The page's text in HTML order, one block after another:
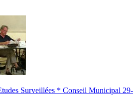
Surveillées * Conseil Municipal 29-